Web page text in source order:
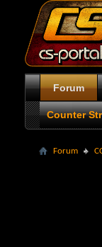
Forum
Counter
Forum